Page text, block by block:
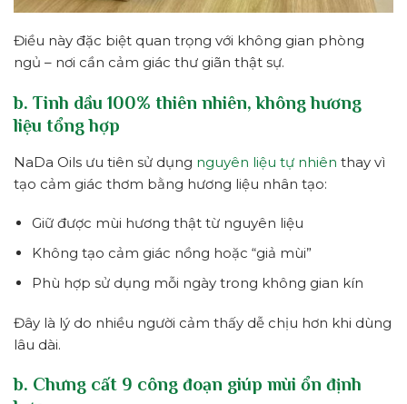
Điều này đặc biệt quan trọng với không gian phòng
ngủ – nơi cần cảm giác thư giãn thật sự.
b. Tinh dầu 100% thiên nhiên, không hương
liệu tổng hợp
NaDa Oils ưu tiên sử dụng nguyên liệu tự nhiên thay vì
tạo cảm giác thơm bằng hương liệu nhân tạo:
Giữ được mùi hương thật từ nguyên liệu
Không tạo cảm giác nồng hoặc “giả mùi”
Phù hợp sử dụng mỗi ngày trong không gian kín
Đây là lý do nhiều người cảm thấy dễ chịu hơn khi dùng
lâu dài.
b. Chưng cất 9 công đoạn giúp mùi ổn định